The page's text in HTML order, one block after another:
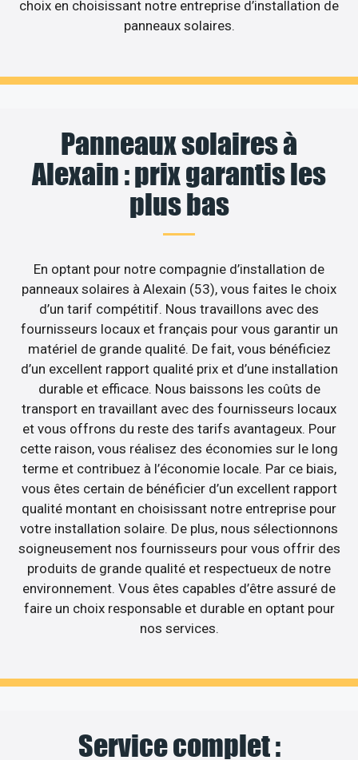
choix en choisissant notre entreprise d’installation de
panneaux solaires.
Panneaux solaires à
Alexain : prix garantis les
plus bas
En optant pour notre compagnie d’installation de
panneaux solaires à Alexain (53), vous faites le choix
d’un tarif compétitif. Nous travaillons avec des
fournisseurs locaux et français pour vous garantir un
matériel de grande qualité. De fait, vous bénéficiez
d’un excellent rapport qualité prix et d’une installation
durable et efficace. Nous baissons les coûts de
transport en travaillant avec des fournisseurs locaux
et vous offrons du reste des tarifs avantageux. Pour
cette raison, vous réalisez des économies sur le long
terme et contribuez à l’économie locale. Par ce biais,
vous êtes certain de bénéficier d’un excellent rapport
qualité montant en choisissant notre entreprise pour
votre installation solaire. De plus, nous sélectionnons
soigneusement nos fournisseurs pour vous offrir des
produits de grande qualité et respectueux de notre
environnement. Vous êtes capables d’être assuré de
faire un choix responsable et durable en optant pour
nos services.
Service complet :